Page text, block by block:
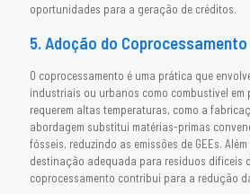
oportunidades para a geração de créditos.
5. Adoção do Coprocessamento
O coprocessamento é uma prática que
industriais ou urbanos como combustível
requerem altas temperaturas, como a
abordagem substitui matérias-primas
fósseis, reduzindo as emissões de GEEs.
destinação adequada para resíduos difíceis
coprocessamento contribui para a redução